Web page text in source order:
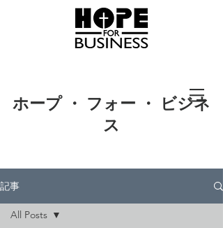
ホープ ・ フォー ・ ビジネ
ス
記事
All Posts